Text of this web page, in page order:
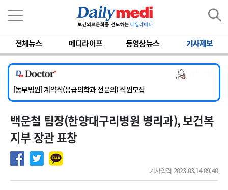
전체뉴스 메디라이프 동영상뉴스 기사제보
[서울아산병원] 2026년 하반기 인턴 모집
[영남대학교의료원] 마취통증의학과 임기제 임상의사 채용
[충남대학교병원] 소아청소년과(소아응급전담) 계약직 의사 공개채용
[동부병원] 계약직(응급의학과 전문의) 직원모집
[이대목동병원] 하반기 전공의(레지던트1년차) 모집
[서울아산병원] 2026년 하반기 인턴 모집
[영남대학교의료원] 마취통증의학과 임기제 임상의사 채용
백운철 팀장(한양대구리병원 병리과), 보건복
지부 장관 표창
기사입력 2023.03.14 09:40